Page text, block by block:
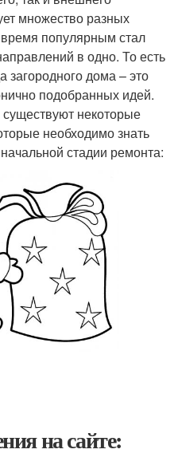
множество разных
популярным стал
в одно. То есть
загородного дома – это
подобранных идей.
некоторые
необходимо знать
стадии ремонта:
на сайте: